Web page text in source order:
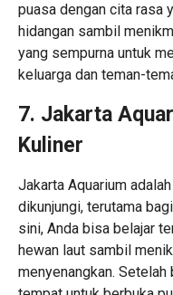
puasa dengan cita rasa
hidangan sambil
yang sempurna untuk
keluarga dan teman-
7. Jakarta
Kuliner
Jakarta Aquarium
dikunjungi, terutama
sini, Anda bisa belajar
hewan laut sambil
menyenangkan.